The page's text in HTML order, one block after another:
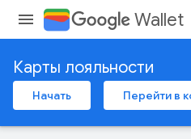
Wallet
Карты лояльности
Начать Перейти в